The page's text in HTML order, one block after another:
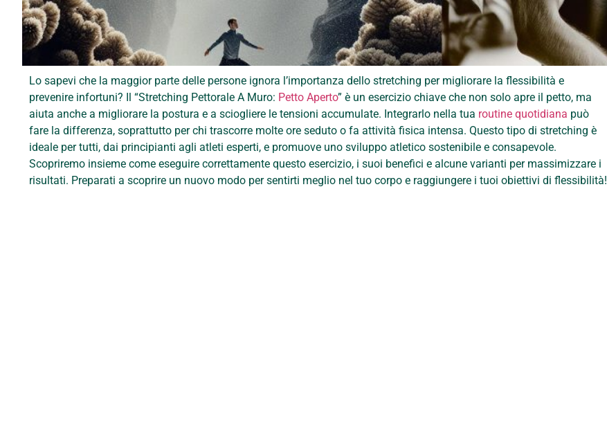
Lo sapevi che la maggior parte delle persone ignora l’importanza dello stretching per migliorare la flessibilità e
prevenire infortuni? Il “Stretching Pettorale A Muro: Petto Aperto” è un esercizio chiave che non solo apre il petto, ma
aiuta anche a migliorare la postura e a sciogliere le tensioni accumulate. Integrarlo nella tua routine quotidiana può
fare la differenza, soprattutto per chi trascorre molte ore seduto o fa attività fisica intensa. Questo tipo di stretching è
ideale per tutti, dai principianti agli atleti esperti, e promuove uno sviluppo atletico sostenibile e consapevole.
Scopriremo insieme come eseguire correttamente questo esercizio, i suoi benefici e alcune varianti per massimizzare i
risultati. Preparati a scoprire un nuovo modo per sentirti meglio nel tuo corpo e raggiungere i tuoi obiettivi di flessibilità!